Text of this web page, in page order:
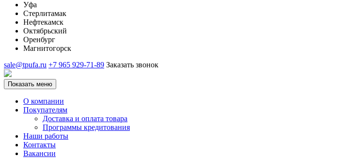
Уфа
Стерлитамак
Нефтекамск
Октябрьский
Оренбург
Магнитогорск
sale@tpufa.ru +7 965 929-71-89 Заказать звонок
Показать меню
О компании
Покупателям
Доставка и оплата товара
Программы кредитования
Наши работы
Контакты
Вакансии